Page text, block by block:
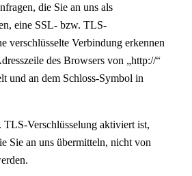
die Sie an uns als
eine SSL- bzw. TLS-
verschlüsselte Verbindung erkennen
des Browsers von „http://“
und an dem Schloss-Symbol in
Verschlüsselung aktiviert ist,
Sie an uns übermitteln, nicht von